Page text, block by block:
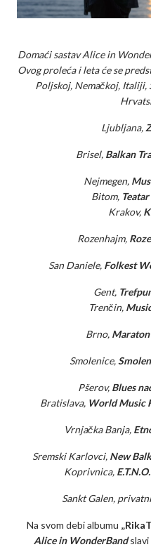
Domaći sastav Alice in
Ovog proleća i leta će se
Poljskoj, Nemačkoj, Italiji,
Ljubljana,
Brisel, Balkan
Nejmegen,
Bitom,
Krakov,
Rozenhajm,
San Daniele, Folkest
Gent,
Trenčin,
Brno,
Smolenice,
Pšerov, Blues
Bratislava, World Music
Vrnjačka Banja,
Sremski Karlovci, New
Koprivnica,
Sankt Galen,
Na svom debi albumu
Alice in WonderBandslavi